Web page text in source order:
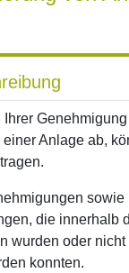
Ihrer
Anlage ab,
sowie
die innerhalb
wurden oder
konnten.